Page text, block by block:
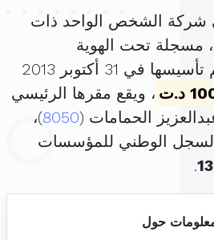
شركة الشخص الواحد ذات
مسجلة تحت الهوية
. تم تأسيسها في 31 أكتوبر 2013
د.ت
، ويقع مقرها الرئيسي
الحمامات (8050)،
الوطني للمؤسسات
.
حول